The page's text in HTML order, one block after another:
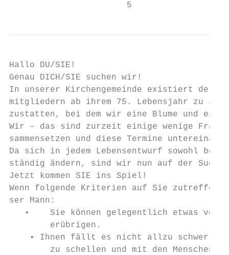
                       5
Hallo DU/SIE!
Genau DICH/SIE suchen wir!
In unserer Kirchengemeinde existiert der
mitgliedern ab ihrem 75. Lebensjahr zu
zustatten, bei dem wir eine Blume und
Wir – das sind zurzeit einige wenige
sammensetzen und diese Termine
Da sich in jedem Lebensentwurf sowohl
ständig ändern, sind wir nun auf der Suche
Jetzt kommen SIE ins Spiel!
Wenn folgende Kriterien auf Sie zutreffen,
ser Mann:
•    Sie können gelegentlich etwas von
        erübrigen.
• Ihnen fällt es nicht allzu schwer,
zu schellen und mit den Menschen,